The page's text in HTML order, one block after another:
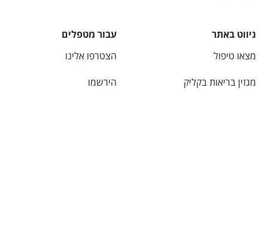
עבור מטפלים
הצטרפו אלינו
הירשמו
ניווט באתר
מצאו טיפול
מגזין בריאות בקליק